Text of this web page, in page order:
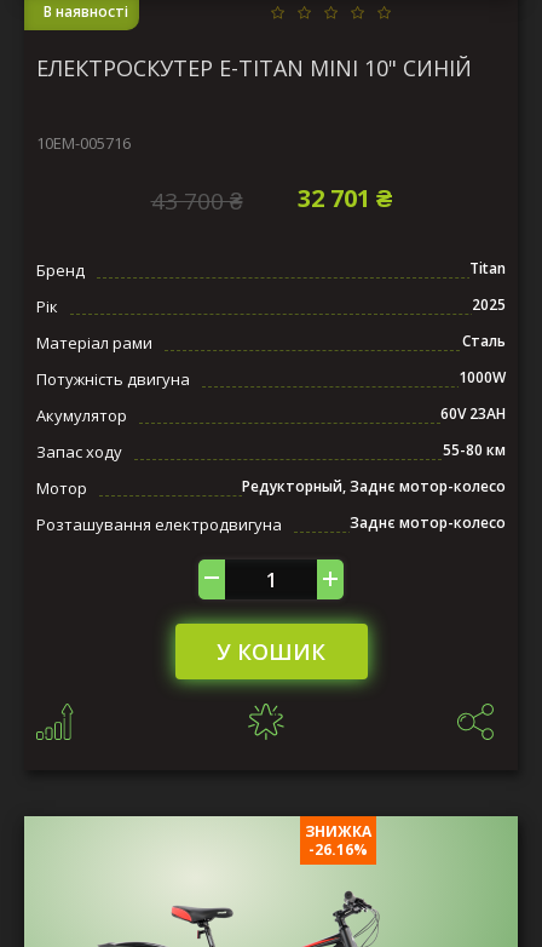
В наявності
ЕЛЕКТРОСКУТЕР E-TITAN MINI 10" СИНІЙ
10EM-005716
32 701 ₴
43 700 ₴
Бренд Titan
Рік 2025
Матеріал рами Сталь
Потужність двигуна 1000W
Акумулятор 60V 23AH
Запас ходу 55-80 км
Мотор Редукторный, Заднє мотор-колесо
Розташування електродвигуна Заднє мотор-колесо
У КОШИК
ЗНИЖКА
-26.16%